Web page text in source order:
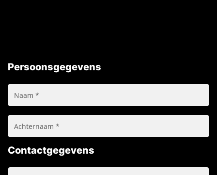
Persoonsgegevens
Contactgegevens